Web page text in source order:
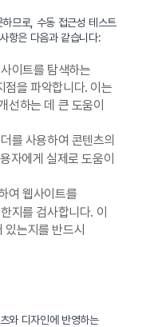
므로, 수동 접근성 테스트
항은 다음과 같습니다:
이트를 탐색하는
점을 파악합니다. 이는
선하는 데 큰 도움이
를 사용하여 콘텐츠의
자에게 실제로 도움이
여 웹사이트를
지를 검사합니다. 이
는지를 반드시
와 디자인에 반영하는